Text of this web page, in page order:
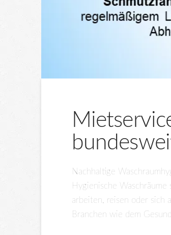
Nachhaltige
Hygienische
arbeiten, reisen oder sich
Branchen wie dem